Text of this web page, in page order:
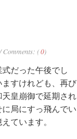
/ Comments: (0)
だった午後でし
すけれども、再び
皇崩御で延期され
局にすっ飛んでい
ています。